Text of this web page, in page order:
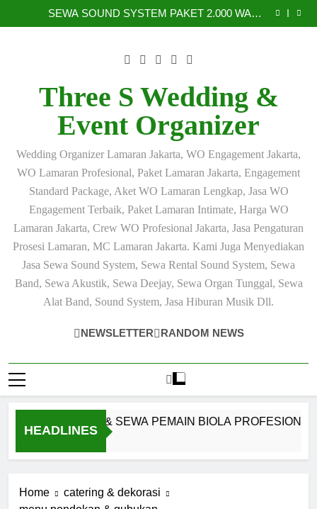
to
UNIVERSITY CLUB JAKARTA
BIOLA PROFESIONAL JAKARTA
SEWA SOUND SYSTEM PAKET 2.000 WATT
JAKARTA SELATAN – Solusi Audio Profesional untuk
Jasa Sewa Sound System Jakarta Selatan | Rental
UNIVERSITY CLUB JAKARTA
BIOLA PROFESIONAL JAKARTA
SEWA SOUND SYSTEM PAKET 2.000 WATT
Acara Pengajian, Siraman, Pernikahan dan Event
Sound System 2.000 Watt Profesional untuk Acara
Pengajian dan Siraman
Three S Wedding &
Event Organizer
Wedding Organizer Lamaran Jakarta, WO Engagement Jakarta,
WO Lamaran Profesional, Paket Lamaran Jakarta, Engagement
Standard Package, Aket WO Lamaran Lengkap, Jasa WO
Engagement Terbaik, Paket Lamaran Intimate, Harga WO
Lamaran Jakarta, Crew WO Profesional Jakarta, Jasa Pengaturan
Prosesi Lamaran, MC Lamaran Jakarta. Kami Juga Menyediakan
Jasa Sewa Sound System, Sewa Rental Sound System, Sewa
Band, Sewa Akustik, Sewa Deejay, Sewa Organ Tunggal, Sewa
Alat Band, Sound System, Jasa Hiburan Musik Dll.
NEWSLETTER RANDOM NEWS
HEADLINES
SYSTEM & SEWA PEMAIN BIOLA PROFESIONAL
Home
catering & dekorasi